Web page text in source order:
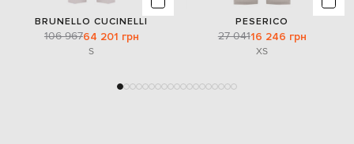
BRUNELLO CUCINELLI
106 96764 201 грн
S
PESERICO
27 04116 246 грн
XS